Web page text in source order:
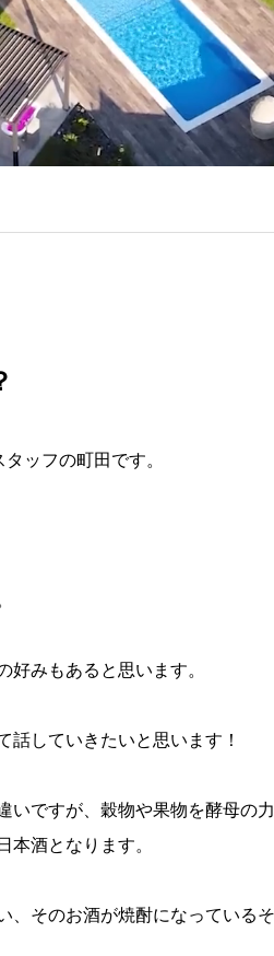
ッフの町田です。
好みもあると思います。
話していきたいと思います！
いですが、穀物や果物を酵母の
本酒となります。
、そのお酒が焼酎になっている